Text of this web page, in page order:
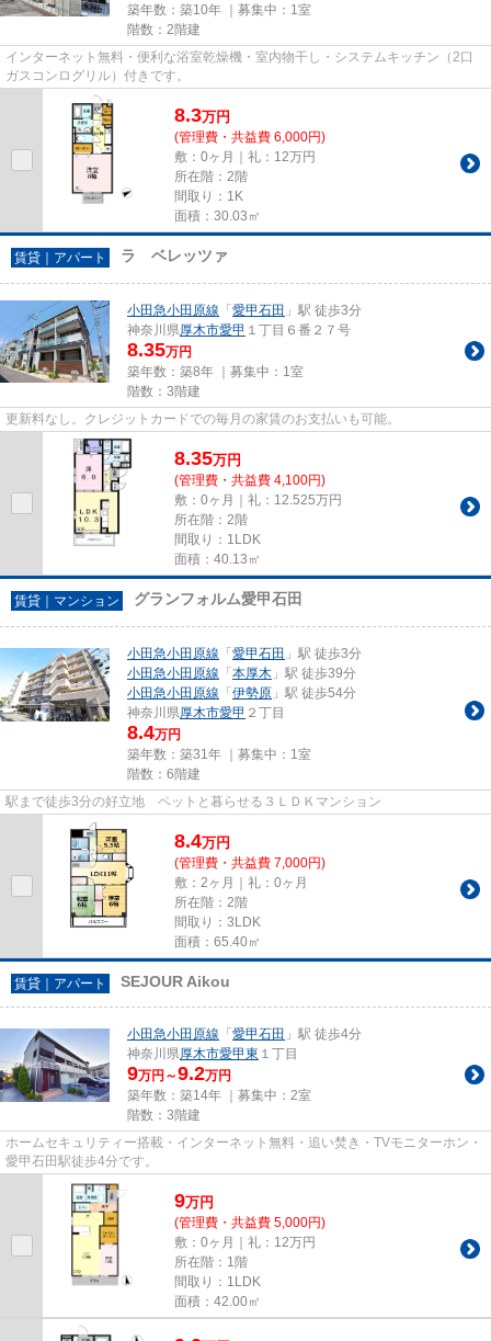
築年数：築10年 ｜募集中： 1室
階数：2階建
インターネット無料・便利な浴室乾燥機・室内物干し・システムキッチン（2口
ガスコンログリル）付きです。
8.3万円
(管理費・共益費 6,000円)
敷：0ヶ月｜礼：12万円
所在階：2階
間取り：1K
面積：30.03㎡
賃貸｜アパート ラ ベレッツァ
小田急小田原線 「愛甲石田 」駅 徒歩3分
神奈川県厚木市愛甲 １丁目６番２７号
8.35万円
築年数：築8年 ｜募集中： 1室
階数：3階建
更新料なし。クレジットカードでの毎月の家賃のお支払いも可能。
8.35万円
(管理費・共益費 4,100円)
敷：0ヶ月｜礼：12.525万円
所在階：2階
間取り：1LDK
面積：40.13㎡
賃貸｜マンション グランフォルム愛甲石田
小田急小田原線 「愛甲石田 」駅 徒歩3分
小田急小田原線 「本厚木 」駅 徒歩39分
小田急小田原線 「伊勢原 」駅 徒歩54分
神奈川県厚木市愛甲 ２丁目
8.4万円
築年数：築31年 ｜募集中： 1室
階数：6階建
駅まで徒歩3分の好立地 ペットと暮らせる３ＬＤＫマンション
8.4万円
(管理費・共益費 7,000円)
敷：2ヶ月｜礼：0ヶ月
所在階：2階
間取り：3LDK
面積：65.40㎡
賃貸｜アパート SEJOUR Aikou
小田急小田原線 「愛甲石田 」駅 徒歩4分
神奈川県厚木市愛甲東 １丁目
9万円～9.2万円
築年数：築14年 ｜募集中： 2室
階数：3階建
ホームセキュリティー搭載・インターネット無料・追い焚き・TVモニターホン・
愛甲石田駅徒歩4分です。
9万円
(管理費・共益費 5,000円)
敷：0ヶ月｜礼：12万円
所在階：1階
間取り：1LDK
面積：42.00㎡